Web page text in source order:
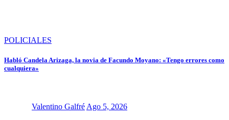
POLICIALES
Habló Candela Arizaga, la novia de Facundo Moyano: «Tengo errores como
cualquiera»
Valentino Galfré Ago 5, 2026